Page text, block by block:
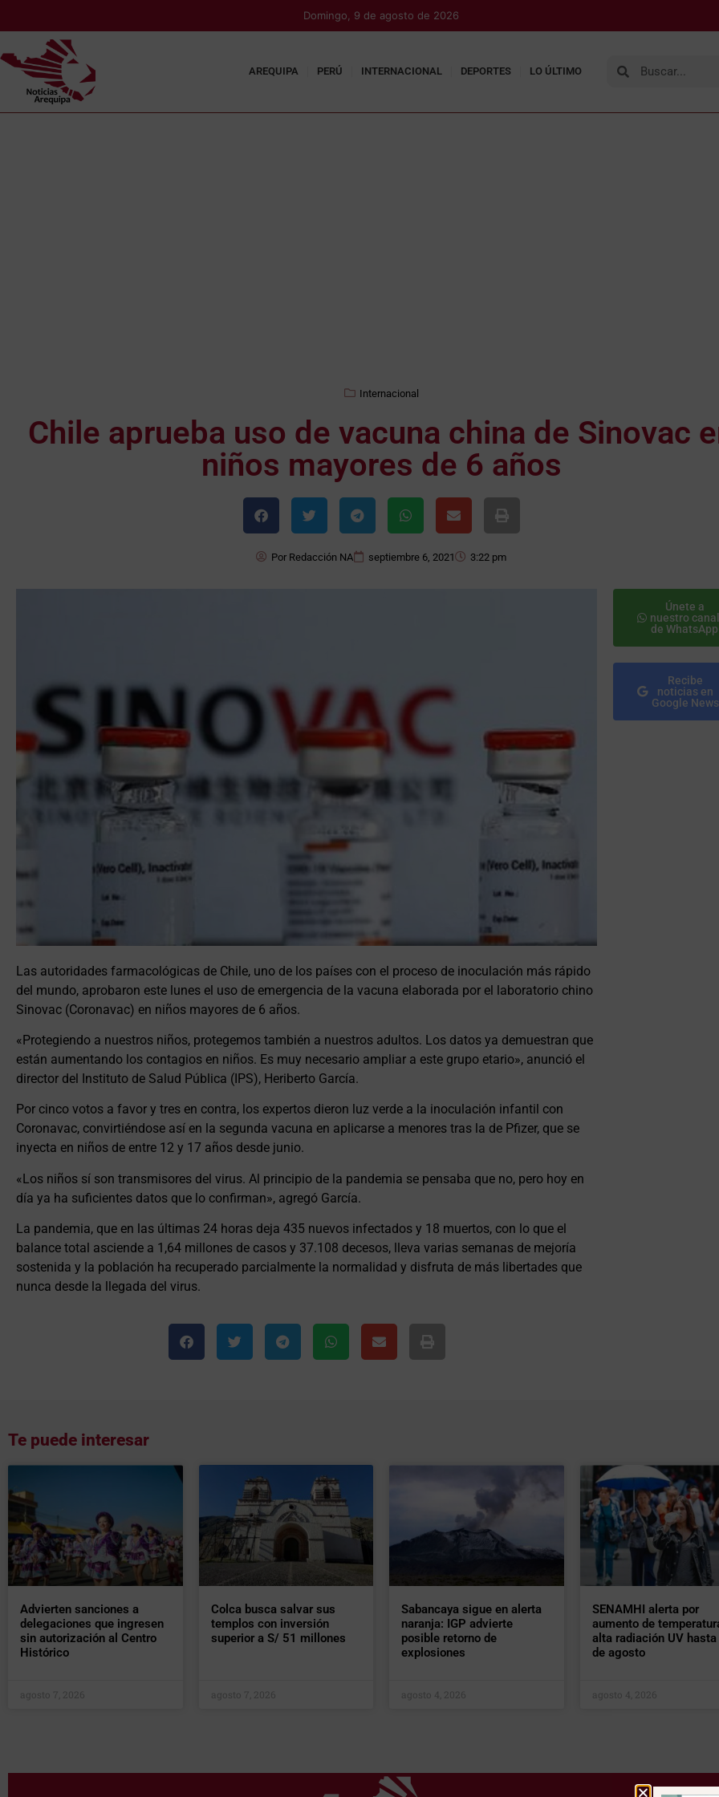
Domingo, 9 de agosto de 2026
AREQUIPA PERÚ INTERNACIONAL DEPORTES LO ÚLTIMO
Internacional
Chile aprueba uso de vacuna china de Sinovac
niños mayores de 6 años
Por Redacción NA septiembre 6, 2021 3:22 pm
Las autoridades farmacológicas de Chile, uno de los países con el proceso de inoculación más rápido
del mundo, aprobaron este lunes el uso de emergencia de la vacuna elaborada por el laboratorio chino
Sinovac (Coronavac) en niños mayores de 6 años.
«Protegiendo a nuestros niños, protegemos también a nuestros adultos. Los datos ya demuestran que
están aumentando los contagios en niños. Es muy necesario ampliar a este grupo etario», anunció el
director del Instituto de Salud Pública (IPS), Heriberto García.
Por cinco votos a favor y tres en contra, los expertos dieron luz verde a la inoculación infantil con
Coronavac, convirtiéndose así en la segunda vacuna en aplicarse a menores tras la de Pfizer, que se
inyecta en niños de entre 12 y 17 años desde junio.
«Los niños sí son transmisores del virus. Al principio de la pandemia se pensaba que no, pero hoy en
día ya ha suficientes datos que lo confirman», agregó García.
La pandemia, que en las últimas 24 horas deja 435 nuevos infectados y 18 muertos, con lo que el
balance total asciende a 1,64 millones de casos y 37.108 decesos, lleva varias semanas de mejoría
sostenida y la población ha recuperado parcialmente la normalidad y disfruta de más libertades que
nunca desde la llegada del virus.
Únete a
nuestro canal
de WhatsApp
Recibe
noticias en
Google News
Te puede interesar
Advierten sanciones a
delegaciones que ingresen
sin autorización al Centro
Histórico
agosto 7, 2026
Colca busca salvar sus
templos con inversión
superior a S/ 51 millones
agosto 7, 2026
Sabancaya sigue en alerta
naranja: IGP advierte
posible retorno de
explosiones
agosto 4, 2026
SENAMHI alerta por
aumento de
alta radiación UV
de agosto
agosto 4, 2026